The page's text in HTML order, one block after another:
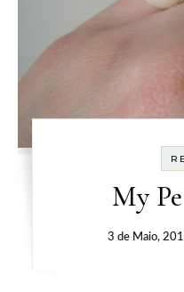
My
3 de Maio,